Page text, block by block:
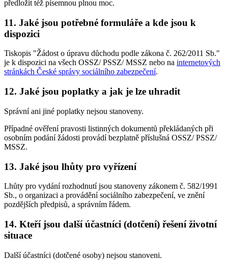
předložit též písemnou plnou moc.
11. Jaké jsou potřebné formuláře a kde jsou k
dispozici
Tiskopis "Žádost o úpravu důchodu podle zákona č. 262/2011 Sb."
je k dispozici na všech OSSZ/ PSSZ/ MSSZ nebo na internetových
stránkách České správy sociálního zabezpečení.
12. Jaké jsou poplatky a jak je lze uhradit
Správní ani jiné poplatky nejsou stanoveny.
Případné ověření pravosti listinných dokumentů překládaných při
osobním podání žádosti provádí bezplatně příslušná OSSZ/ PSSZ/
MSSZ.
13. Jaké jsou lhůty pro vyřízení
Lhůty pro vydání rozhodnutí jsou stanoveny zákonem č. 582/1991
Sb., o organizaci a provádění sociálního zabezpečení, ve znění
pozdějších předpisů, a správním řádem.
14. Kteří jsou další účastníci (dotčení) řešení životní
situace
Další účastníci (dotčené osoby) nejsou stanoveni.